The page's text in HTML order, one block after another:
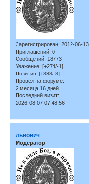
Зарегистрирован: 2012-06-13
Приглашений: 0
Сообщений: 18773
Уважение: [+274/-1]
Позитив: [+383/-3]
Провел на форуме:
2 месяца 16 дней
Последний визит:
2026-08-07 07:48:56
львович
Модератор